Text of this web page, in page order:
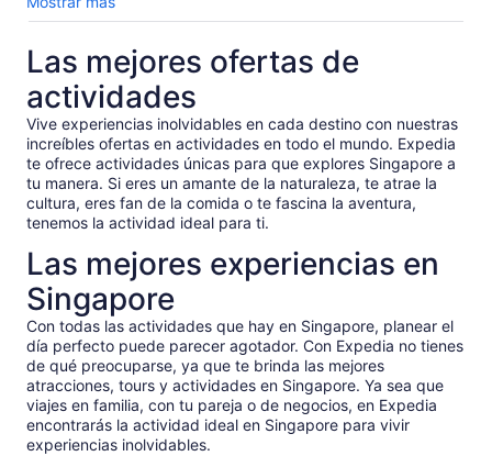
Las mejores ofertas de
actividades
Vive experiencias inolvidables en cada destino con nuestras
increíbles ofertas en actividades en todo el mundo. Expedia
te ofrece actividades únicas para que explores Singapore a
tu manera. Si eres un amante de la naturaleza, te atrae la
cultura, eres fan de la comida o te fascina la aventura,
tenemos la actividad ideal para ti.
Las mejores experiencias en
Singapore
Con todas las actividades que hay en Singapore, planear el
día perfecto puede parecer agotador. Con Expedia no tienes
de qué preocuparse, ya que te brinda las mejores
atracciones, tours y actividades en Singapore. Ya sea que
viajes en familia, con tu pareja o de negocios, en Expedia
encontrarás la actividad ideal en Singapore para vivir
experiencias inolvidables.